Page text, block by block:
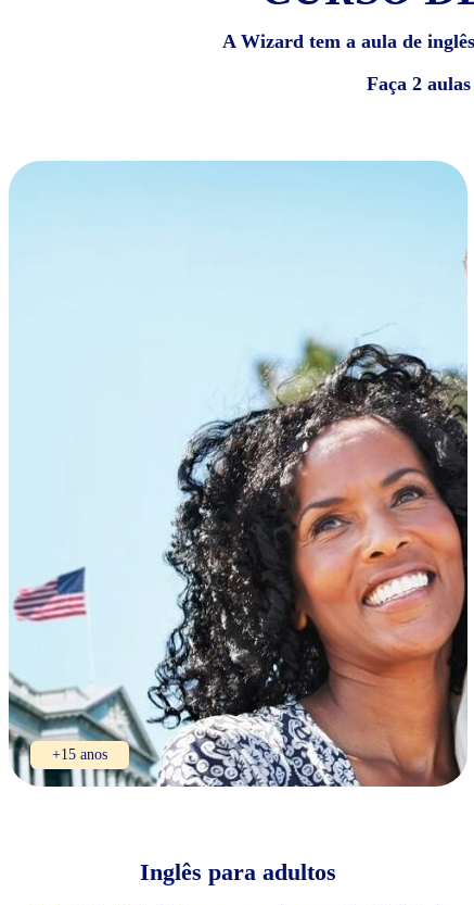
A Wizard tem a aula de
Faça 2
+15 anos
Inglês para adultos